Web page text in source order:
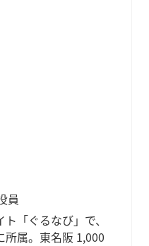
員
「ぐるなび」で、
所属。東名阪 1,000